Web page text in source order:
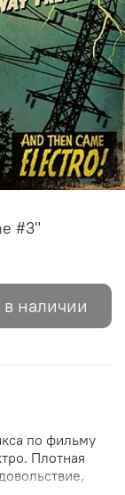
#3"
наличии
по фильму
Плотная